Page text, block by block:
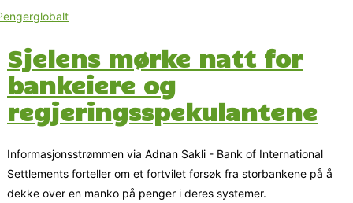
Sjelens mørke natt for
bankeiere og
regjeringsspekulantene
Informasjonsstrømmen via Adnan Sakli - Bank of International
Settlements forteller om et fortvilet forsøk fra storbankene på å
dekke over en manko på penger i deres systemer.